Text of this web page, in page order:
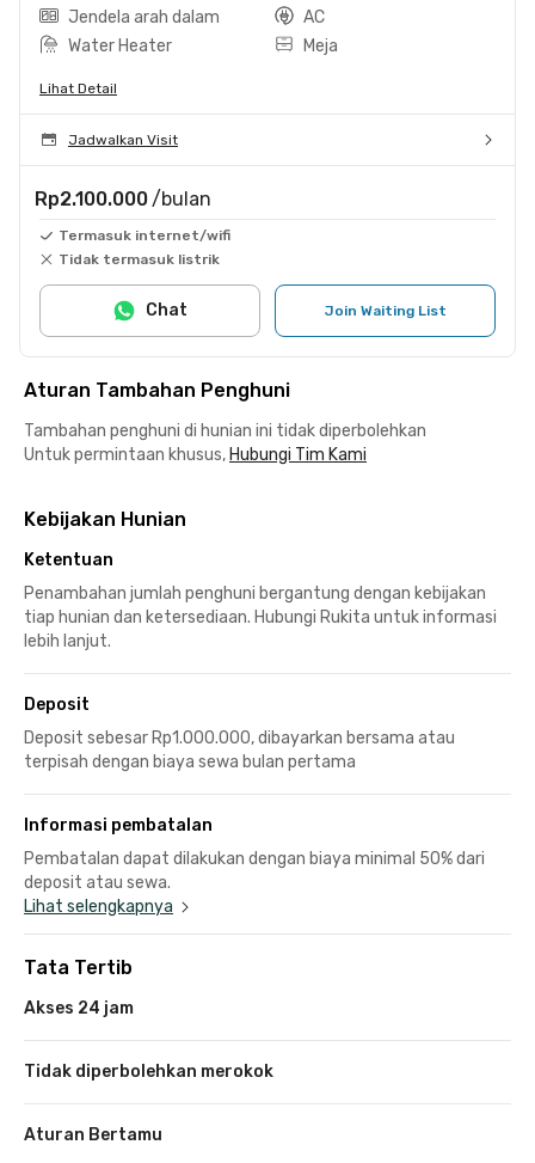
Jendela arah dalam
AC
Water Heater
Meja
Lihat Detail
Jadwalkan Visit
Rp2.100.000 /bulan
Termasuk internet/wifi
Tidak termasuk listrik
Join Waiting List
Chat
Aturan Tambahan Penghuni
Tambahan penghuni di hunian ini tidak diperbolehkan
Untuk permintaan khusus, Hubungi Tim Kami
Kebijakan Hunian
Ketentuan
Penambahan jumlah penghuni bergantung dengan kebijakan
tiap hunian dan ketersediaan. Hubungi Rukita untuk informasi
lebih lanjut.
Deposit
Deposit sebesar Rp1.000.000, dibayarkan bersama atau
terpisah dengan biaya sewa bulan pertama
Informasi pembatalan
Pembatalan dapat dilakukan dengan biaya minimal 50% dari
deposit atau sewa.
Lihat selengkapnya
Tata Tertib
Akses 24 jam
Tidak diperbolehkan merokok
Aturan Bertamu